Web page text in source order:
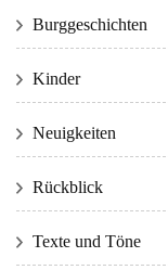
Burggeschichten
Kinder
Neuigkeiten
Rückblick
Texte und Töne